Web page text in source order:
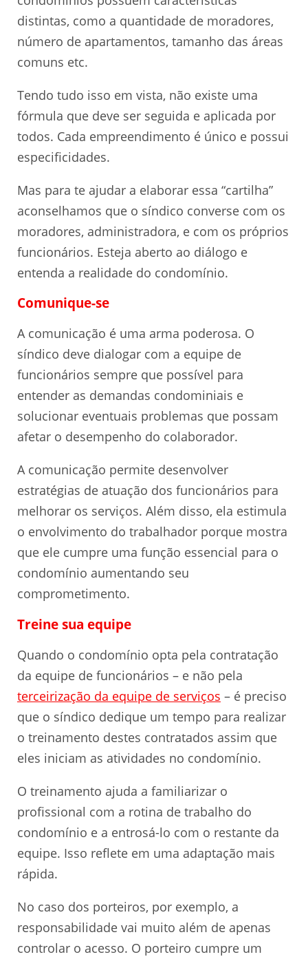
distintas, como a quantidade de moradores,
número de apartamentos, tamanho das áreas
comuns etc.
Tendo tudo isso em vista, não existe uma
fórmula que deve ser seguida e aplicada por
todos. Cada empreendimento é único e possui
especificidades.
Mas para te ajudar a elaborar essa “cartilha”
aconselhamos que o síndico converse com os
moradores, administradora, e com os próprios
funcionários. Esteja aberto ao diálogo e
entenda a realidade do condomínio.
Comunique-se
A comunicação é uma arma poderosa. O
síndico deve dialogar com a equipe de
funcionários sempre que possível para
entender as demandas condominiais e
solucionar eventuais problemas que possam
afetar o desempenho do colaborador.
A comunicação permite desenvolver
estratégias de atuação dos funcionários para
melhorar os serviços. Além disso, ela estimula
o envolvimento do trabalhador porque mostra
que ele cumpre uma função essencial para o
condomínio aumentando seu
comprometimento.
Treine sua equipe
Quando o condomínio opta pela contratação
da equipe de funcionários – e não pela
terceirização da equipe de serviços – é preciso
que o síndico dedique um tempo para realizar
o treinamento destes contratados assim que
eles iniciam as atividades no condomínio.
O treinamento ajuda a familiarizar o
profissional com a rotina de trabalho do
condomínio e a entrosá-lo com o restante da
equipe. Isso reflete em uma adaptação mais
rápida.
No caso dos porteiros, por exemplo, a
responsabilidade vai muito além de apenas
controlar o acesso. O porteiro cumpre um